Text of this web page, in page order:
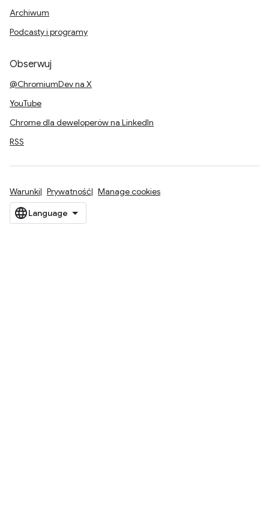
Archiwum
Podcasty i programy
Obserwuj
@ChromiumDev na X
YouTube
Chrome dla deweloperów na LinkedIn
RSS
Warunki Prywatność Manage cookies